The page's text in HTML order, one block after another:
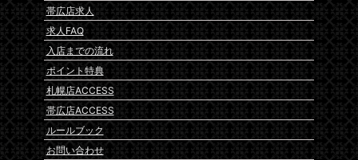
帯広店求人
求人FAQ
入店までの流れ
ポイント特典
札幌店ACCESS
帯広店ACCESS
ルールブック
お問い合わせ